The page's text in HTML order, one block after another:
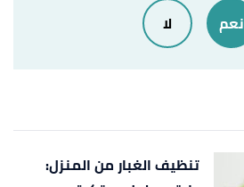
نعم لا
تنظيف الغبار من المنزل: